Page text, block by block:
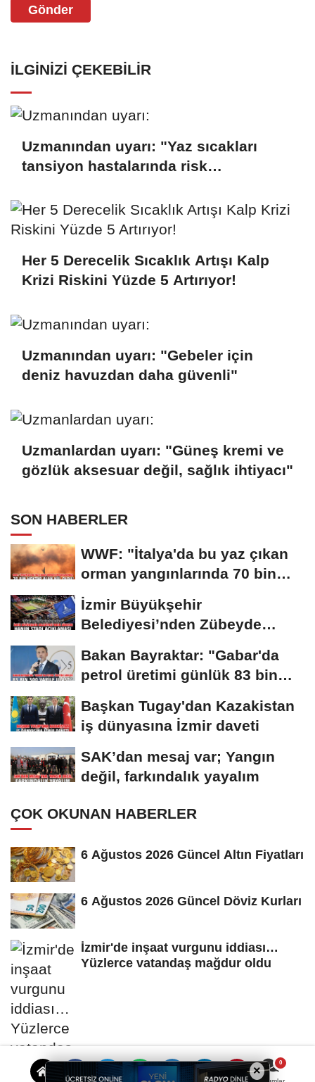
Gönder
İLGINIZI ÇEKEBILIR
Uzmanından uyarı: "Yaz sıcakları
tansiyon hastalarında risk
Her 5 Derecelik Sıcaklık Artışı Kalp
Krizi Riskini Yüzde 5 Artırıyor!
Uzmanından uyarı: "Gebeler için
deniz havuzdan daha güvenli"
Uzmanlardan uyarı: "Güneş kremi ve
gözlük aksesuar değil, sağlık ihtiyacı"
SON HABERLER
WWF: "İtalya'da bu yaz çıkan
orman yangınlarında 70 bin
hektar alan...
İzmir Büyükşehir
Belediyesi’nden Zübeyde
Bakan Bayraktar: "Gabar'da
petrol üretimi günlük 83 bin
Başkan Tugay'dan Kazakistan
iş dünyasına İzmir daveti
SAK’dan mesaj var; Yangın
değil, farkındalık yayalım
ÇOK OKUNAN HABERLER
6 Ağustos 2026 Güncel Altın Fiyatları
6 Ağustos 2026 Güncel Döviz Kurları
İzmir'de inşaat vurgunu iddiası…
Yüzlerce vatandaş mağdur oldu
×